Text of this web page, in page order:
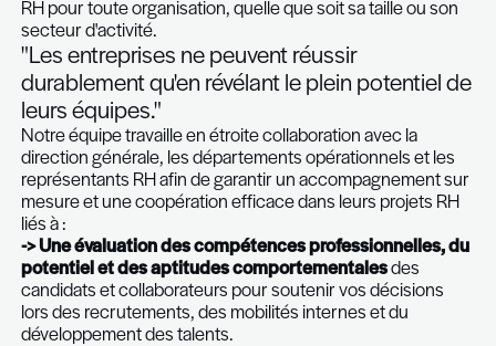
Notre expertise RH,
faire progresser vos
HR Advisory, la division de conseil RH de The
Luxembourg, est un partenaire stratégique en
RH pour toute organisation, quelle que soit sa
secteur d'activité.
"Les entreprises ne peuvent réussir
durablement qu'en révélant le plein
leurs équipes."